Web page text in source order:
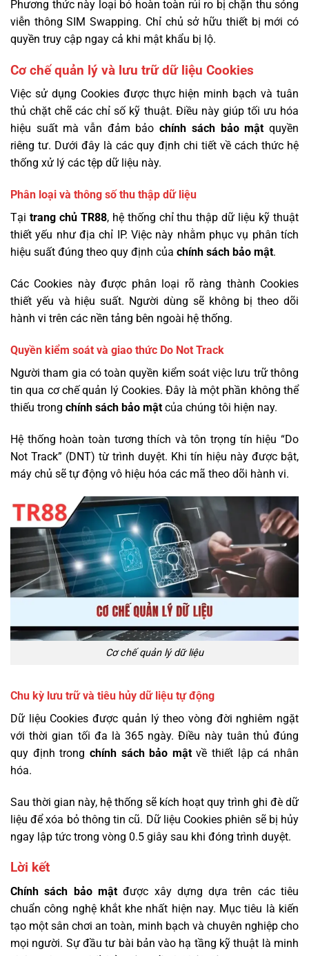
Phương thức này loại bỏ hoàn toàn rủi ro bị chặn thu sóng
viễn thông SIM Swapping. Chỉ chủ sở hữu thiết bị mới có
quyền truy cập ngay cả khi mật khẩu bị lộ.
Cơ chế quản lý và lưu trữ dữ liệu Cookies
Việc sử dụng Cookies được thực hiện minh bạch và tuân
thủ chặt chẽ các chỉ số kỹ thuật. Điều này giúp tối ưu hóa
hiệu suất mà vẫn đảm bảochính sách bảo mật quyền
riêng tư. Dưới đây là các quy định chi tiết về cách thức hệ
thống xử lý các tệp dữ liệu này.
Phân loại và thông số thu thập dữ liệu
Tại trang chủ TR88, hệ thống chỉ thu thập dữ liệu kỹ thuật
thiết yếu như địa chỉ IP. Việc này nhằm phục vụ phân tích
hiệu suất đúng theo quy định của chính sách bảo mật.
Các Cookies này được phân loại rõ ràng thành Cookies
thiết yếu và hiệu suất. Người dùng sẽ không bị theo dõi
hành vi trên các nền tảng bên ngoài hệ thống.
Quyền kiểm soát và giao thức Do Not Track
Người tham gia có toàn quyền kiểm soát việc lưu trữ thông
tin qua cơ chế quản lý Cookies. Đây là một phần không thể
thiếu trong chính sách bảo mật của chúng tôi hiện nay.
Hệ thống hoàn toàn tương thích và tôn trọng tín hiệu “Do
Not Track” (DNT) từ trình duyệt. Khi tín hiệu này được bật,
máy chủ sẽ tự động vô hiệu hóa các mã theo dõi hành vi.
Cơ chế quản lý dữ liệu
Chu kỳ lưu trữ và tiêu hủy dữ liệu tự động
Dữ liệu Cookies được quản lý theo vòng đời nghiêm ngặt
với thời gian tối đa là 365 ngày. Điều này tuân thủ đúng
quy định trong chính sách bảo mậtvề thiết lập cá nhân
hóa.
Sau thời gian này, hệ thống sẽ kích hoạt quy trình ghi đè dữ
liệu để xóa bỏ thông tin cũ. Dữ liệu Cookies phiên sẽ bị hủy
ngay lập tức trong vòng 0.5 giây sau khi đóng trình duyệt.
Lời kết
Chính sách bảo mậtđược xây dựng dựa trên các tiêu
chuẩn công nghệ khắt khe nhất hiện nay. Mục tiêu là kiến
tạo một sân chơi an toàn, minh bạch và chuyên nghiệp cho
mọi người. Sự đầu tư bài bản vào hạ tầng kỹ thuật là minh